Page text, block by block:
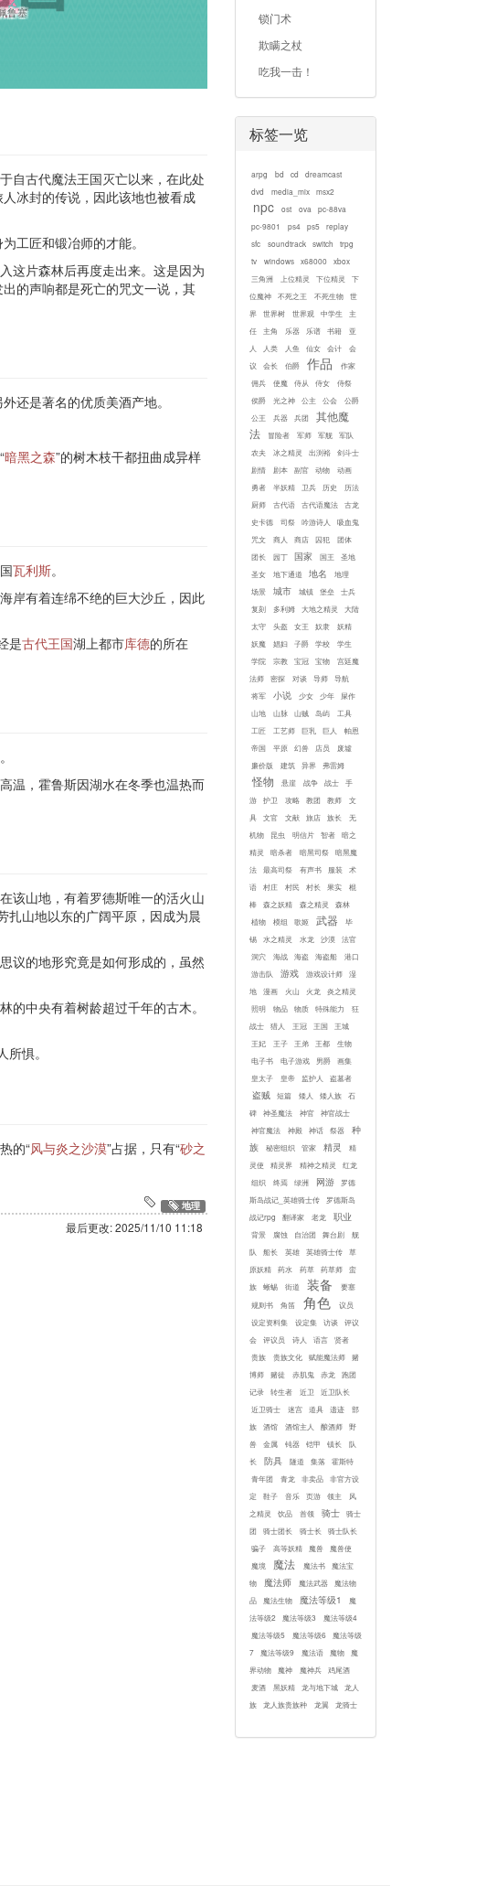
鲁塞
自古代魔法王国灭亡以来，在此处
冰封的传说，因此该地也被看成
工匠和锻冶师的才能。
这片森林后再度走出来。这是因为
的声响都是死亡的咒文一说，其
还是著名的优质美酒产地。
暗黑之森”的树木枝干都扭曲成异样
瓦利斯。
岸有着连绵不绝的巨大沙丘，因此
是古代王国湖上都市库德的所在
温，霍鲁斯因湖水在冬季也温热而
该山地，有着罗德斯唯一的活火山
扎山地以东的广阔平原，因成为晨
议的地形究竟是如何形成的，虽然
的中央有着树龄超过千年的古木。
惧。
的“风与炎之沙漠”占据，只有“砂之
地理
最后更改:2025/11/10 11:18
锁门术
欺瞒之杖
吃我一击！
标签一览
arpg bd cd
dreamcast
dvd
media_mix msx2
npc ost ova
pc-88va
pc-9801
ps4 ps5
replay
sfc
soundtrack switch
trpg
tv
windows x68000
xbox
三角洲
上位精灵 下位精灵
下
位魔神
不死之王 不死生物
世
界
世界树 世界观 中学生
主
任
主角 乐器 乐谱 书籍
亚
人
人类 人鱼 仙女 会计
会
议
会长 伯爵 作品
作家
佣兵
使魔 侍从 侍女
侍祭
侯爵
光之神 公主 公会
公爵
公王
兵器 兵团
其他魔
法
冒险者 军师 军舰
军队
农夫
冰之精灵 出渕裕
剑斗士
剧情
剧本 副官 动物
动画
勇者
半妖精 卫兵 历史
历法
厨师
古代语 古代语魔法
古龙
史卡德
司祭 吟游诗人
吸血鬼
咒文
商人 商店 囚犯
团体
团长
园丁 国家 国王
圣地
圣女
地下通道 地名
地理
场景
城市 城镇 堡垒
士兵
复刻
多利姆 大地之精灵
大陆
太守
头盔 女王 奴隶
妖精
妖魔
娼妇 子爵 学校
学生
学院
宗教 宝冠 宝物
宫廷魔
法师
密探 对谈 导师
导航
将军
小说 少女 少年
屎作
山地
山脉 山贼 岛屿
工具
工匠
工艺师 巨乳 巨人
帕恩
帝国
平原 幻兽 店员
废墟
廉价版
建筑 异界 弗雷姆
怪物 悬崖 战争 战士
手
游
护卫 攻略 教团 教师
文
具
文官 文献 旅店 族长
无
机物
昆虫 明信片 智者
暗之
精灵
暗杀者 暗黑司祭
暗黑魔
法
最高司祭 有声书 服装
术
语
村庄 村民 村长 果实
棍
棒
森之妖精 森之精灵
森林
植物
模组 歌姬 武器
毕
锡
水之精灵 水龙 沙漠
法官
洞穴
海战 海盗 海盗船
港口
游击队
游戏 游戏设计师
湿
地
漫画 火山 火龙
炎之精灵
照明
物品 物质 特殊能力
狂
战士
猎人 王冠 王国
王城
王妃
王子 王弟 王都
生物
电子书
电子游戏 男爵
画集
皇太子
皇帝 监护人 盗墓者
盗贼 短篇 矮人 矮人族
石
碑
神圣魔法 神官
神官战士
神官魔法
神殿 神话 祭器
种
族
秘密组织 管家 精灵
精
灵使
精灵界 精神之精灵
红龙
组织
终焉 绿洲 网游
罗德
斯岛战记_英雄骑士传
罗德斯岛
战记rpg
翻译家 老龙 职业
背景 腐蚀 自治团 舞台剧
舰
队
船长 英雄 英雄骑士传
草
原妖精
药水 药草 药草师
蛮
族
蜥蜴 街道 装备
要塞
规则书
角笛 角色
议员
设定资料集
设定集 访谈
评议
会
评议员 诗人 语言
贤者
贵族
贵族文化 赋能魔法师
赌
博师
赌徒 赤肌鬼 赤龙
跑团
记录
转生者 近卫
近卫队长
近卫骑士
迷宫 道具 遗迹
部
族
酒馆 酒馆主人 酿酒师
野
兽
金属 钝器 铠甲 镇长
队
长
防具 隧道 集落
霍斯特
青年团
青龙 非卖品
非官方设
定
鞋子 音乐 页游 领主
风
之精灵
饮品 首领 骑士
骑士
团
骑士团长 骑士长
骑士队长
骗子
高等妖精 魔兽
魔兽使
魔境
魔法 魔法书
魔法宝
物
魔法师 魔法武器
魔法物
品
魔法生物 魔法等级1
魔
法等级2
魔法等级3
魔法等级4
魔法等级5
魔法等级6
魔法等级
7
魔法等级9 魔法语 魔物
魔
界动物
魔神 魔神兵
鸡尾酒
麦酒
黑妖精 龙与地下城
龙人
族
龙人族贵族种 龙翼 龙骑士